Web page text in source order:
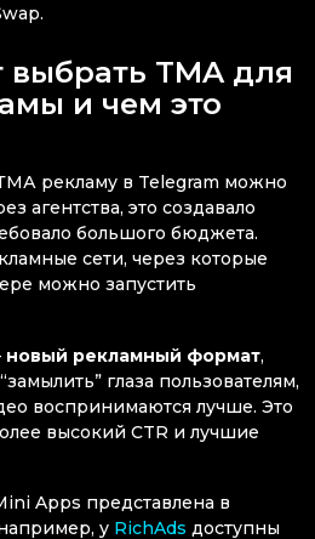
выбрать TMA для
и чем это
рекламу в Telegram можно
агентства, это создавало
большого бюджета.
сети, через которые
можно запустить
новый рекламный формат,
глаза пользователям,
воспринимаются лучше. Это
высокий CTR и лучшие
Apps представлена в
у RichAds доступны